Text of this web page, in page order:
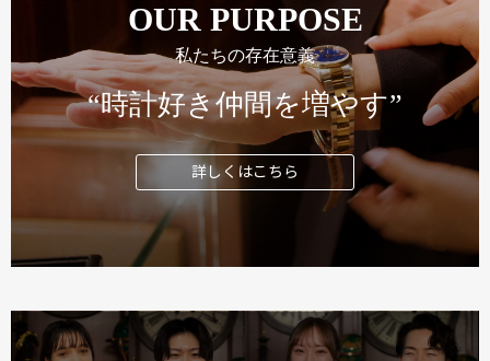
OUR PURPOSE
私たちの存在意義
“時計好き仲間を増やす”
詳しくはこちら